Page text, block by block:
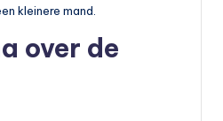
kleinere mand.
over de